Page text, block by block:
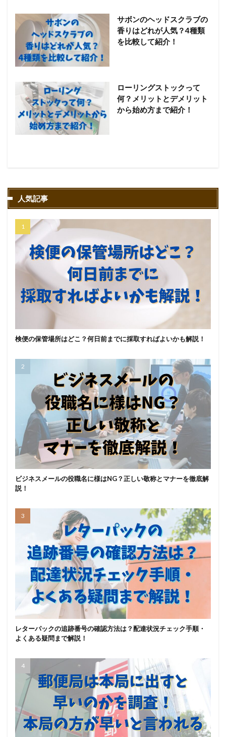
サボンのヘッドスクラブの
香りはどれが人気？4種類
を比較して紹介！
ローリングストックって
何？メリットとデメリット
から始め方まで紹介！
人気記事
検便の保管場所はどこ？何日前までに採取すればよいかも解説！
ビジネスメールの役職名に様はNG？正しい敬称とマナーを徹底解
説！
レターパックの追跡番号の確認方法は？配達状況チェック手順・
よくある疑問まで解説！